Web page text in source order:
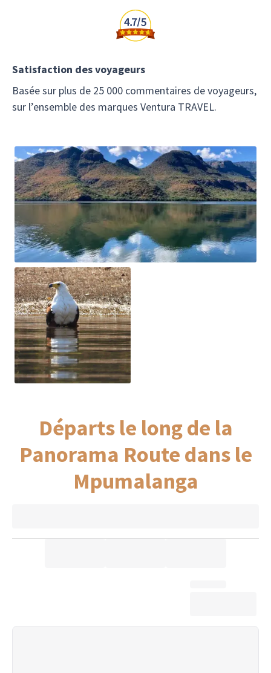
Satisfaction des voyageurs
Basée sur plus de 25 000 commentaires de voyageurs,
sur l’ensemble des marques Ventura TRAVEL.
Départs le long de la
Panorama Route dans le
Mpumalanga